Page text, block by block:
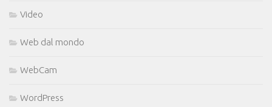
Video
Web dal mondo
WebCam
WordPress